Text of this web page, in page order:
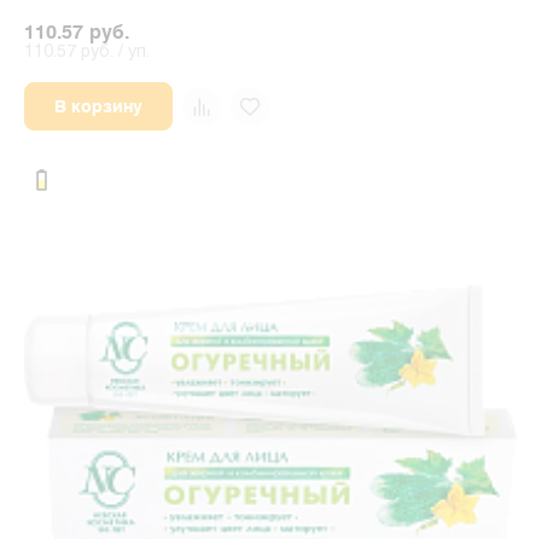
110.57 руб.
В корзину